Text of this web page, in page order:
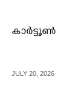
കാർട്ടൂൺ
JULY 20, 2026